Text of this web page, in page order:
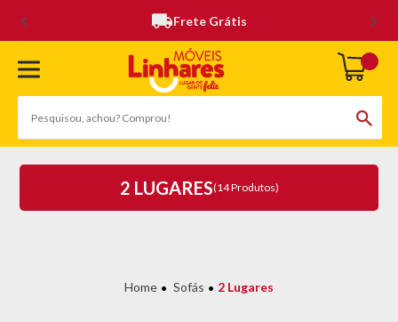
Frete Grátis
2 LUGARES(14 Produtos)
Sofás 2 Lugares